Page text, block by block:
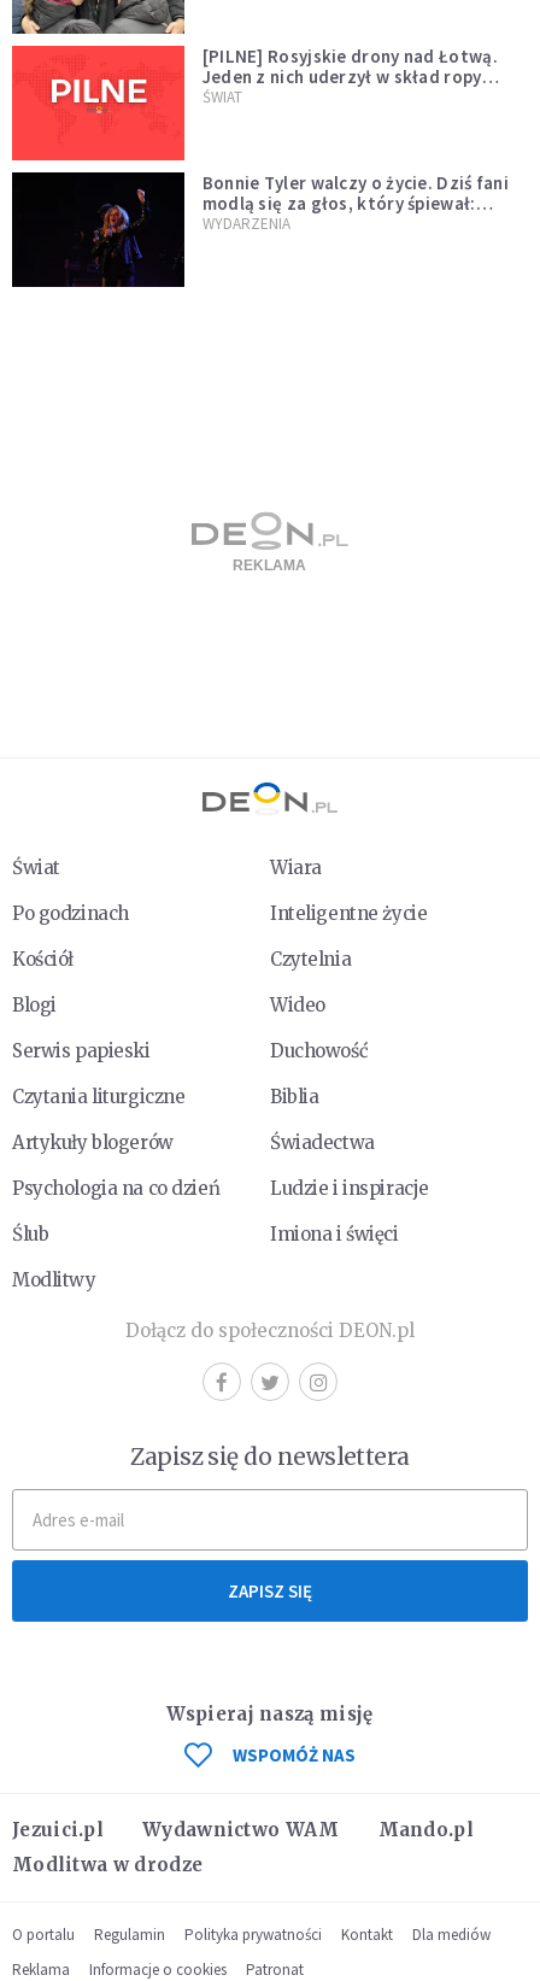
[PILNE] Rosyjskie drony nad Łotwą.
Jeden z nich uderzył w skład ropy
naftowej
ŚWIAT
Bonnie Tyler walczy o życie. Dziś fani
modlą się za głos, który śpiewał:
"Lord, help me"
WYDARZENIA
Świat
Wiara
Po godzinach
Inteligentne życie
Kościół
Czytelnia
Blogi
Wideo
Serwis papieski
Duchowość
Czytania liturgiczne
Biblia
Artykuły blogerów
Świadectwa
Psychologia na co dzień
Ludzie i inspiracje
Ślub
Imiona i święci
Modlitwy
Dołącz do społeczności DEON.pl
Zapisz się do newslettera
ZAPISZ SIĘ
Jezuici.pl Wydawnictwo WAM
Mando.pl
Modlitwa w drodze
Wspieraj naszą misję
WSPOMÓŻ NAS
O portalu Regulamin Polityka prywatności Kontakt
Dla mediów
Reklama
Informacje o cookies Patronat